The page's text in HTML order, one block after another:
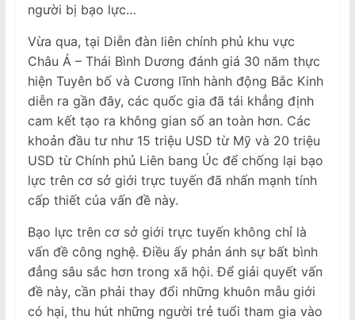
người bị bạo lực…
Vừa qua, tại Diễn đàn liên chính phủ khu vực
Châu Á – Thái Bình Dương đánh giá 30 năm thực
hiện Tuyên bố và Cương lĩnh hành động Bắc Kinh
diễn ra gần đây, các quốc gia đã tái khẳng định
cam kết tạo ra không gian số an toàn hơn. Các
khoản đầu tư như 15 triệu USD từ Mỹ và 20 triệu
USD từ Chính phủ Liên bang Úc để chống lại bạo
lực trên cơ sở giới trực tuyến đã nhấn mạnh tính
cấp thiết của vấn đề này.
Bạo lực trên cơ sở giới trực tuyến không chỉ là
vấn đề công nghệ. Điều ấy phản ánh sự bất bình
đẳng sâu sắc hơn trong xã hội. Để giải quyết vấn
đề này, cần phải thay đổi những khuôn mẫu giới
có hại, thu hút những người trẻ tuổi tham gia vào